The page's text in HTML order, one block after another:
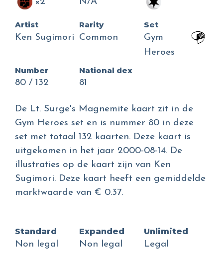
Artist
Ken Sugimori
Rarity
Common
Set
Gym
Heroes
Number
80 / 132
National dex
81
De Lt. Surge's Magnemite kaart zit in de
Gym Heroes set en is nummer 80 in deze
set met totaal 132 kaarten. Deze kaart is
uitgekomen in het jaar 2000-08-14. De
illustraties op de kaart zijn van Ken
Sugimori. Deze kaart heeft een gemiddelde
marktwaarde van € 0.37.
Standard
Non legal
Expanded
Non legal
Unlimited
Legal